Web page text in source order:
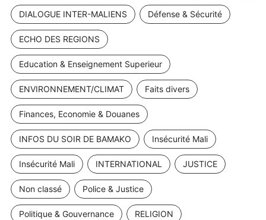
DIALOGUE INTER-MALIENS Défense & Sécurité
ECHO DES REGIONS
Education & Enseignement Superieur
ENVIRONNEMENT/CLIMAT Faits divers
Finances, Economie & Douanes
INFOS DU SOIR DE BAMAKO Insécurité Mali
Insécurité Mali INTERNATIONAL JUSTICE
Non classé Police & Justice
Politique & Gouvernance RELIGION